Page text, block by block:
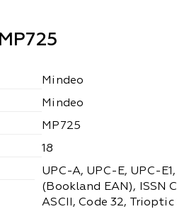
Mindeo
Mindeo
MP725
18
UPC-A, UPC-E, UPC-
(Bookland EAN), ISSN
ASCII, Code 32,